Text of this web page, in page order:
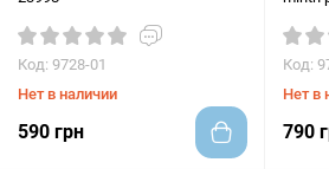
Код: 9728-01
Нет в наличии
590 грн
Код:
Нет в
790